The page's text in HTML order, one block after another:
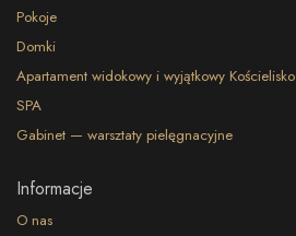
Pokoje
Domki
Apartament widokowy i wyjątkowy Kościelisko
SPA
Gabinet — warsztaty pielęgnacyjne
Informacje
O nas